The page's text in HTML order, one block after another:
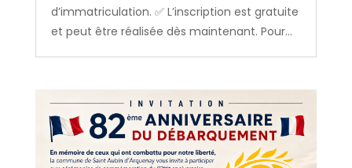
d’immatriculation. ✅ L’inscription est gratuite
et peut être réalisée dès maintenant. Pour...